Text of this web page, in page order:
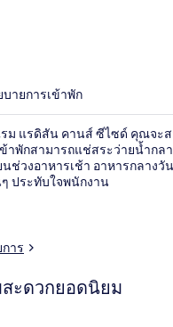
ายการเข้าพัก
ม แรดิสัน คานส์ ซีไซด์ คุณจะส
าพักสามารถแช่สระว่ายน้ำกล
นช่วงอาหารเช้า อาหารกลา
ประทับใจพนักงาน
าร
ะดวกยอดนิยม